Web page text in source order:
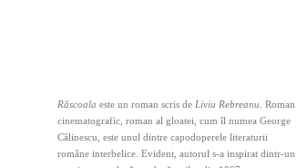
Răscoala este un roman scris de Liviu Rebreanu . Roman
cinematografic, roman al gloatei, cum îl numea George
Călinescu, este unul dintre capodoperele literaturii
române interbelice. Evident, autorul s-a inspirat dintr-un